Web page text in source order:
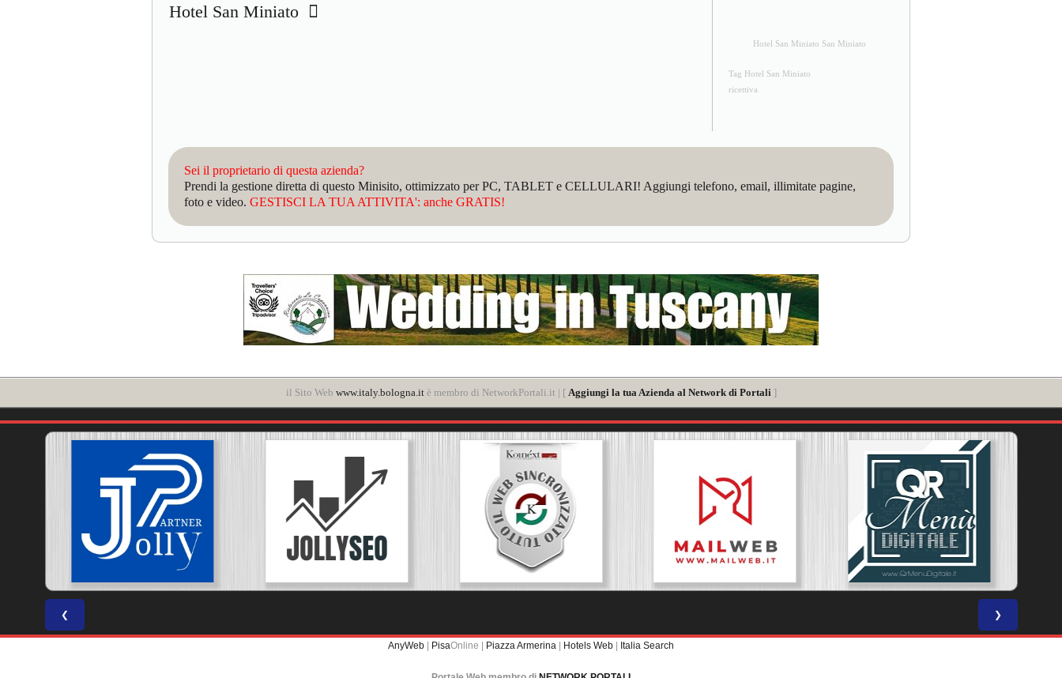
Hotel San Miniato
Hotel San Miniato San Miniato
Tag Hotel San Miniato
ricettiva
Sei il proprietario di questa azienda?
Prendi la gestione diretta di questo Minisito, ottimizzato per PC, TABLET e CELLULARI! Aggiungi telefono, email, illimitate pagine,
foto e video. GESTISCI LA TUA ATTIVITA': anche GRATIS!
il Sito Web www.italy.bologna.itè membro di NetworkPortali.it | [ Aggiungi la tua Azienda al Network di Portali ]
❮ ❯
AnyWeb | PisaOnline | Piazza Armerina | Hotels Web | Italia Search